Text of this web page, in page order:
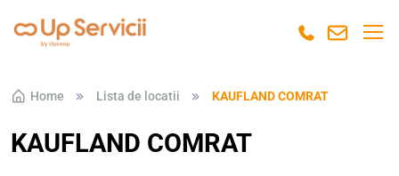
Skip to navigation
Skip to content
Home Lista de locatii KAUFLAND COMRAT
KAUFLAND COMRAT